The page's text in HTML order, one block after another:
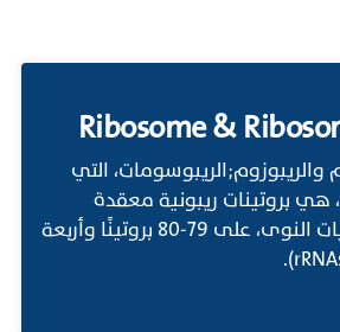
Ribosome &
والريبوزوم;الريبوسومات، التي
هي بروتينات ريبونية معقدة
تحتوي، في حقيقيات النوى، على 79-80 بروتينًا وأربعة